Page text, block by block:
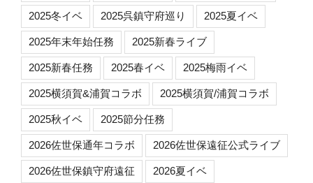
2025冬イベ 2025呉鎮守府巡り 2025夏イベ
2025年末年始任務 2025新春ライブ
2025新春任務 2025春イベ 2025梅雨イベ
2025横須賀&浦賀コラボ 2025横須賀/浦賀コラボ
2025秋イベ 2025節分任務
2026佐世保通年コラボ 2026佐世保遠征公式ライブ
2026佐世保鎮守府遠征 2026夏イベ